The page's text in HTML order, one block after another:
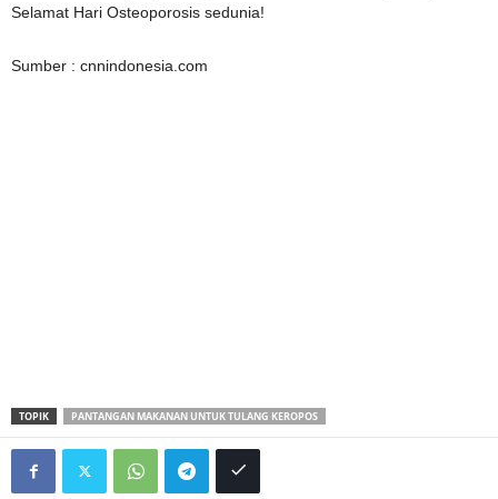
Selamat Hari Osteoporosis sedunia!
Sumber : cnnindonesia.com
TOPIK PANTANGAN MAKANAN UNTUK TULANG KEROPOS